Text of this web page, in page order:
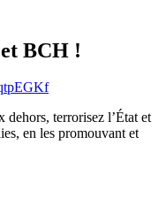
BCH !
dehors, terrorisez l’État et
en les promouvant et